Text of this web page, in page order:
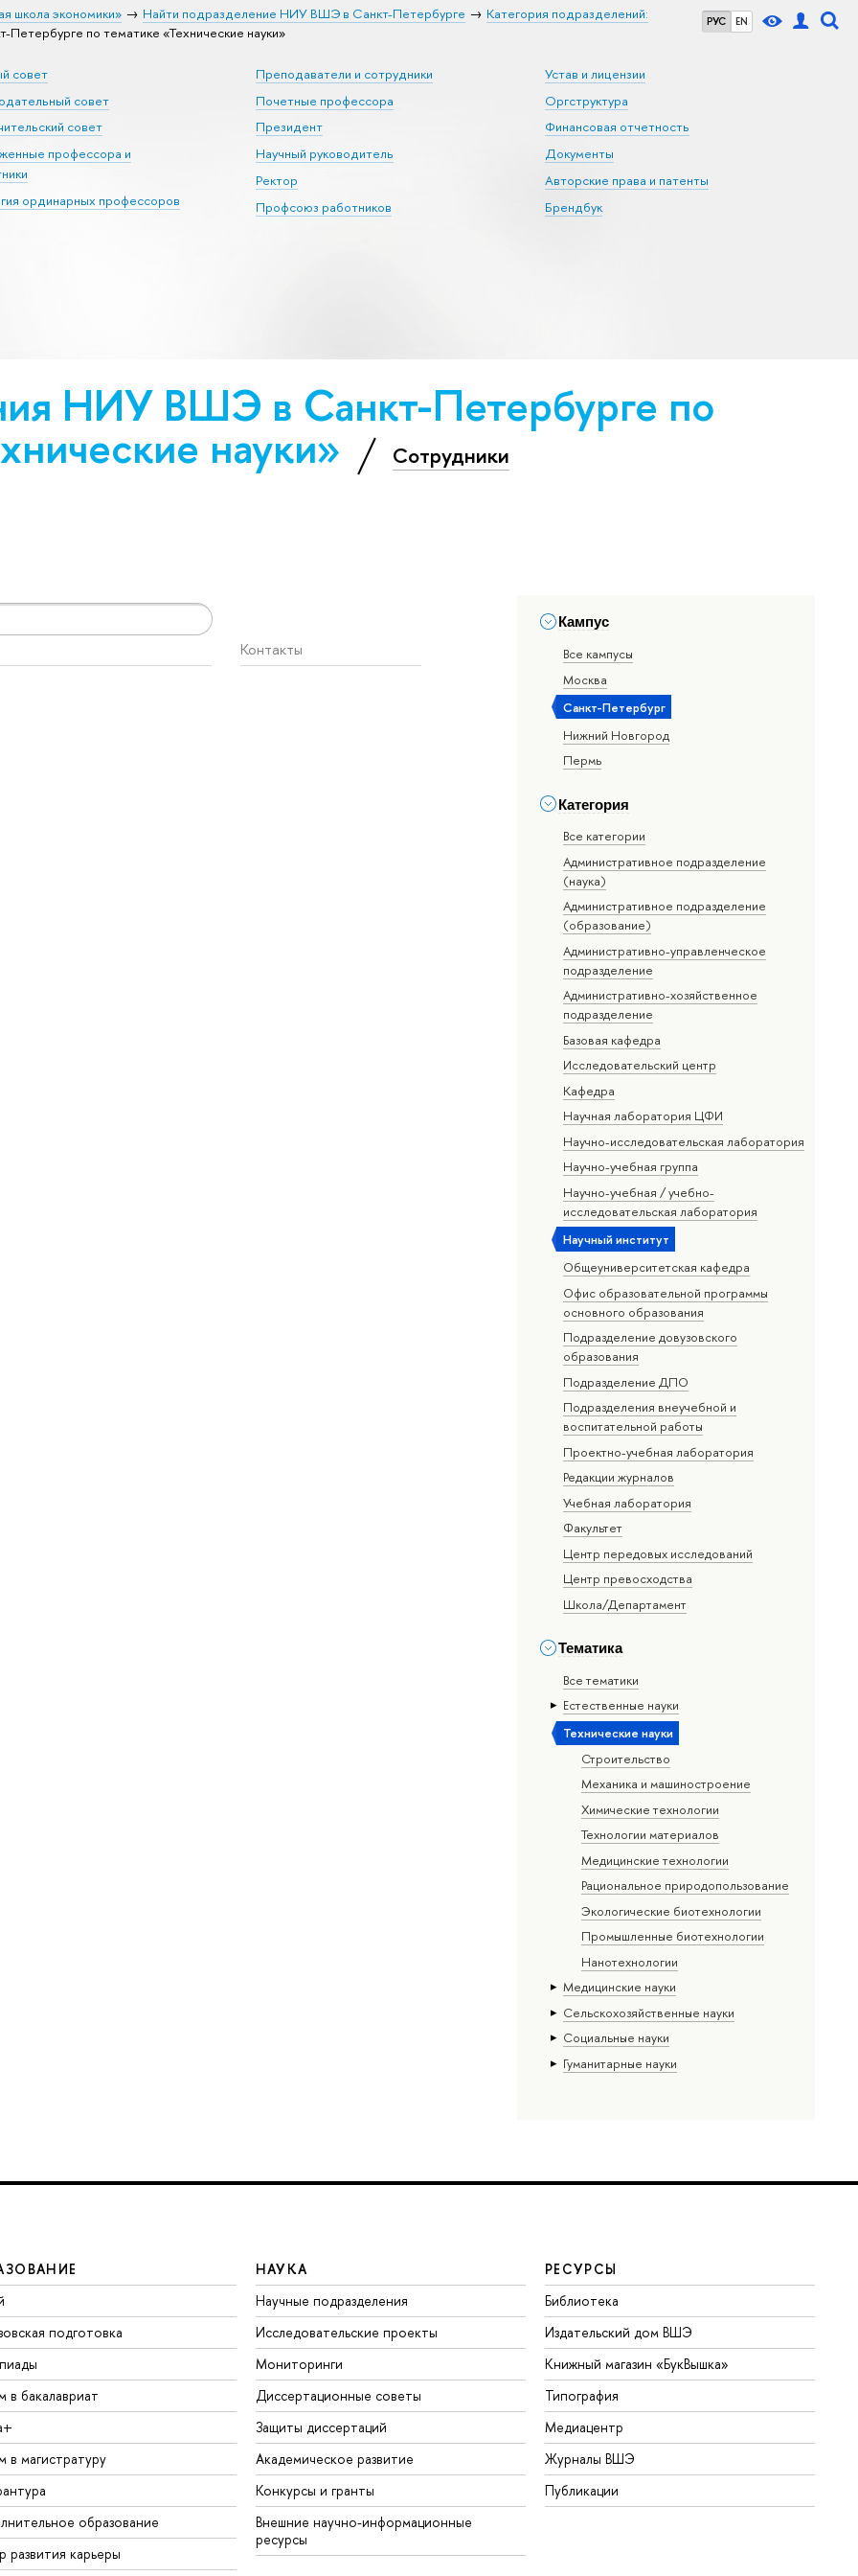
РУС EN
школа экономики» Найти подразделение НИУ ВШЭ в Санкт-Петербурге
Категория подразделений:
по тематике «Тех­ничес­кие науки»
совет
совет
совет
профессора и
ординарных профессоров
Преподаватели и сотрудники
Почетные профессора
Президент
Научный руководитель
Ректор
Профсоюз работников
Устав и лицензии
Оргструктура
Финансовая отчетность
Документы
Авторские права и патенты
Брендбук
НИУ ВШЭ в Санкт-Петербурге по
науки» Сотрудники
Кампус
Все кампусы
Москва
Санкт-Петербург
Нижний Новгород
Пермь
Категория
Все категории
Административное подразделение
(наука)
Административное подразделение
(образование)
Административно-управленческое
подразделение
Административно-хозяйственное
подразделение
Базовая кафедра
Исследовательский центр
Кафедра
Научная лаборатория ЦФИ
Научно-исследовательская лаборатория
Научно-учебная группа
Научно-учебная / учебно-
исследовательская лаборатория
Научный институт
Общеуниверситетская кафедра
Офис образовательной программы
основного образования
Подразделение довузовского
образования
Подразделение ДПО
Подразделения внеучебной и
воспитательной работы
Проектно-учебная лаборатория
Редакции журналов
Учебная лаборатория
Факультет
Центр передовых исследований
Центр превосходства
Школа/Департамент
Тематика
Все тематики
Естественные науки
Тех­ничес­кие науки
Строительство
Механика и машиностроение
Химические технологии
Технологии материалов
Медицинские технологии
Рациональное природопользование
Экологические биотехнологии
Промышленные биотехнологии
Нанотехнологии
Медицинские науки
Сельскохозяйственные науки
Социальные науки
Гуманитарные науки
Контакты
подготовка
в бакалавриат
в магистратуру
образование
развития карьеры
НАУКА
Научные подразделения
Исследовательские проекты
Мониторинги
Диссертационные советы
Защиты диссертаций
Академическое развитие
Конкурсы и гранты
Внешние научно-информационные
ресурсы
РЕСУРСЫ
Библиотека
Издательский дом ВШЭ
Книжный магазин «БукВышка»
Типография
Медиацентр
Журналы ВШЭ
Публикации